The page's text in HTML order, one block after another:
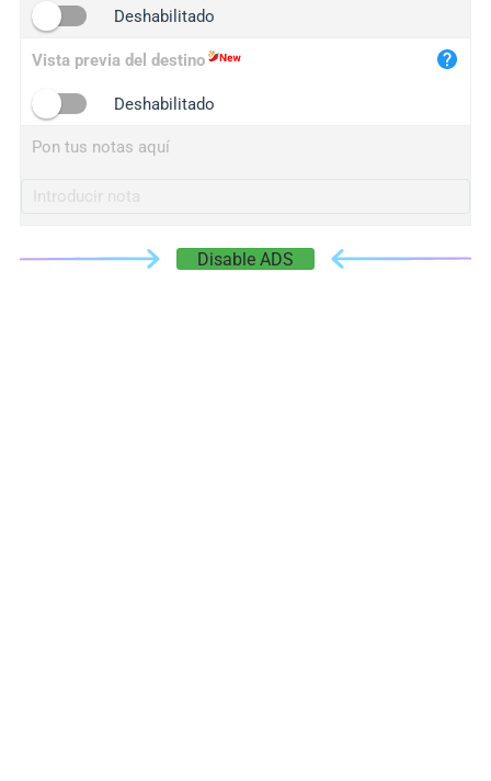
Deshabilitado
Vista previa del destino
Deshabilitado
Pon tus notas aquí
Disable ADS